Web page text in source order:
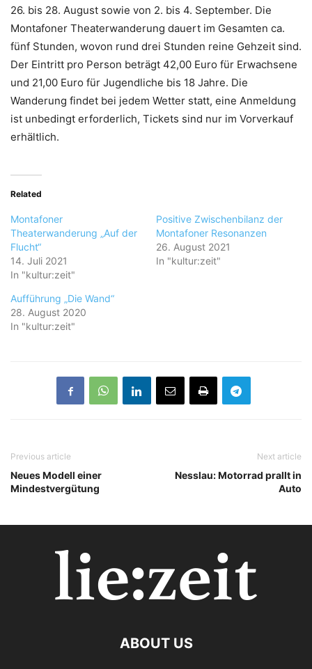
26. bis 28. August sowie von 2. bis 4. September. Die
Montafoner Theaterwanderung dauert im Gesamten ca.
fünf Stunden, wovon rund drei Stunden reine Gehzeit sind.
Der Eintritt pro Person beträgt 42,00 Euro für Erwachsene
und 21,00 Euro für Jugendliche bis 18 Jahre. Die
Wanderung findet bei jedem Wetter statt, eine Anmeldung
ist unbedingt erforderlich, Tickets sind nur im Vorverkauf
erhältlich.
Related
Montafoner
Theaterwanderung „Auf der
Flucht“
14. Juli 2021
In "kultur:zeit"
Positive Zwischenbilanz der
Montafoner Resonanzen
26. August 2021
In "kultur:zeit"
Aufführung „Die Wand“
28. August 2020
In "kultur:zeit"
Previous article
Neues Modell einer
Mindestvergütung
Next article
Nesslau: Motorrad prallt in
Auto
ABOUT US